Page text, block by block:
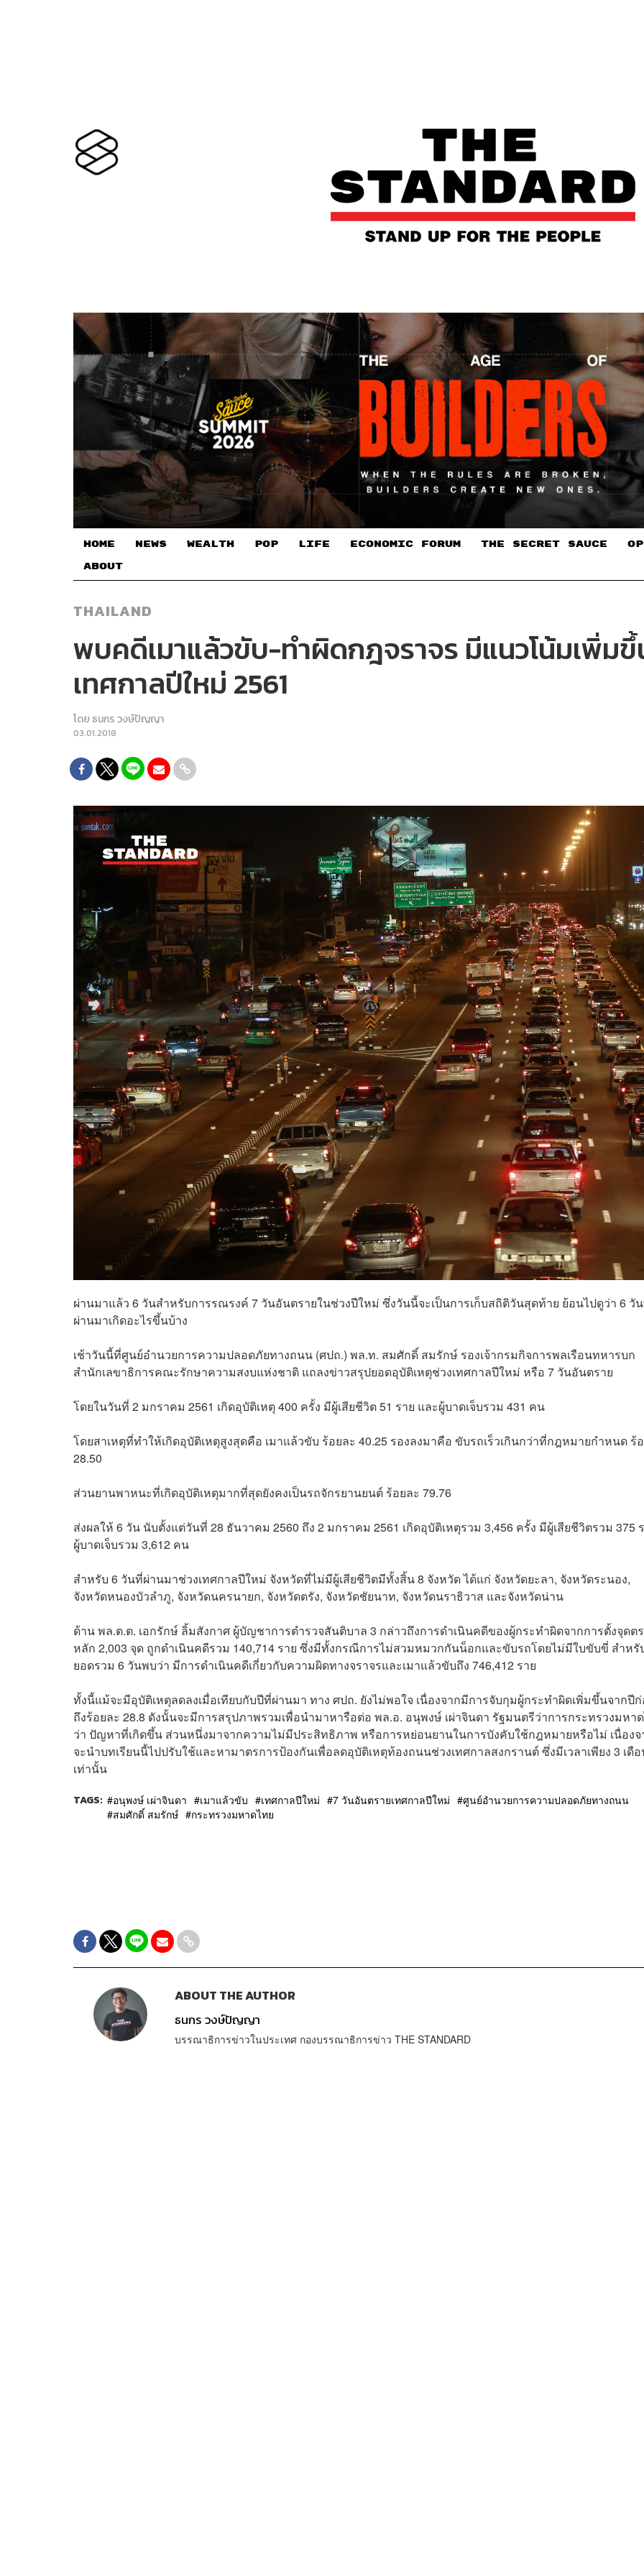
HOME NEWS WEALTH POP LIFE ECONOMIC FORUM THE SECRET SAUCE​
ABOUT
THAILAND
พบคดีเมาแล้วขับ-ทำผิดกฎจราจร มีแนวโน้มเพิ่ม
เทศกาลปีใหม่ 2561
โดย ธนกร วงษ์ปัญญา
03.01.2018
ผ่านมาแล้ว 6 วันสำหรับการรณรงค์ 7 วันอันตรายในช่วงปีใหม่ ซึ่งวันนี้จะเป็นการเก็บสถิติวันสุดท้าย ย้อนไปดูว่า 6 วั
ผ่านมาเกิดอะไรขึ้นบ้าง
เช้าวันนี้ที่ศูนย์อำนวยการความปลอดภัยทางถนน (ศปถ.) พล.ท. สมศักดิ์ สมรักษ์ รองเจ้ากรมกิจการพลเรือนทหารบก
สำนักเลขาธิการคณะรักษาความสงบแห่งชาติ แถลงข่าวสรุปยอดอุบัติเหตุช่วงเทศกาลปีใหม่ หรือ 7 วันอันตราย
โดยในวันที่ 2 มกราคม 2561 เกิดอุบัติเหตุ 400 ครั้ง มีผู้เสียชีวิต 51 ราย และผู้บาดเจ็บรวม 431 คน
โดยสาเหตุที่ทำให้เกิดอุบัติเหตุสูงสุดคือ เมาแล้วขับ ร้อยละ 40.25 รองลงมาคือ ขับรถเร็วเกินกว่าที่กฎหมายกำหนด ร้
28.50
ส่วนยานพาหนะที่เกิดอุบัติเหตุมากที่สุดยังคงเป็นรถจักรยานยนต์ ร้อยละ 79.76
ส่งผลให้ 6 วัน นับตั้งแต่วันที่ 28 ธันวาคม 2560 ถึง 2 มกราคม 2561 เกิดอุบัติเหตุรวม 3,456 ครั้ง มีผู้เสียชีวิตรวม 375
ผู้บาดเจ็บรวม 3,612 คน
สำหรับ 6 วันที่ผ่านมาช่วงเทศกาลปีใหม่ จังหวัดที่ไม่มีผู้เสียชีวิตมีทั้งสิ้น 8 จังหวัด ได้แก่ จังหวัดยะลา, จังหวัดระนอง,
จังหวัดหนองบัวลำภู, จังหวัดนครนายก, จังหวัดตรัง, จังหวัดชัยนาท, จังหวัดนราธิวาส และจังหวัดน่าน
ด้าน พล.ต.ต. เอกรักษ์ ลิ้มสังกาศ ผู้บัญชาการตำรวจสันติบาล 3 กล่าวถึงการดำเนินคดีของผู้กระทำผิดจากการตั้งจุดต
หลัก 2,003 จุด ถูกดำเนินคดีรวม 140,714 ราย ซึ่งมีทั้งกรณีการไม่สวมหมวกกันน็อกและขับรถโดยไม่มีใบขับขี่ สำหรั
ยอดรวม 6 วันพบว่า มีการดำเนินคดีเกี่ยวกับความผิดทางจราจรและเมาแล้วขับถึง 746,412 ราย
ทั้งนี้แม้จะมีอุบัติเหตุลดลงเมื่อเทียบกับปีที่ผ่านมา ทาง ศปถ. ยังไม่พอใจ เนื่องจากมีการจับกุมผู้กระทำผิดเพิ่มขึ้นจากปี
ถึงร้อยละ 28.8 ดังนั้นจะมีการสรุปภาพรวมเพื่อนำมาหารือต่อ พล.อ. อนุพงษ์ เผ่าจินดา รัฐมนตรีว่าการกระทรวงมหา
ว่า ปัญหาที่เกิดขึ้น ส่วนหนึ่งมาจากความไม่มีประสิทธิภาพ หรือการหย่อนยานในการบังคับใช้กฎหมายหรือไม่ เนื่องจ
จะนำบทเรียนนี้ไปปรับใช้และหามาตรการป้องกันเพื่อลดอุบัติเหตุท้องถนนช่วงเทศกาลสงกรานต์ ซึ่งมีเวลาเพียง 3 เดื
เท่านั้น
TAGS: อนุพงษ์ เผ่าจินดา เมาแล้วขับ เทศกาลปีใหม่ 7 วันอันตรายเทศกาลปีใหม่
ศูนย์อำนวยการความปลอดภัยทางถนน
สมศักดิ์ สมรักษ์
กระทรวงมหาดไทย
ABOUT THE AUTHOR
ธนกร วงษ์ปัญญา
บรรณาธิการข่าวในประเทศ กองบรรณาธิการข่าว THE STANDARD